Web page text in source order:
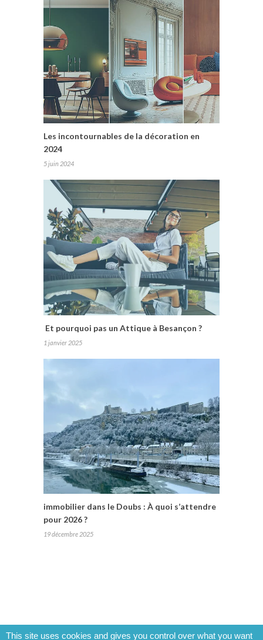
Les incontournables de la décoration en
2024
5 juin 2024
Et pourquoi pas un Attique à Besançon ?
1 janvier 2025
immobilier dans le Doubs : À quoi s’attendre
pour 2026 ?
19 décembre 2025
This site uses cookies and gives you control over what you want